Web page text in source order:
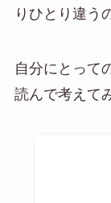
りひとり違う
自分にとって
読んで考えて